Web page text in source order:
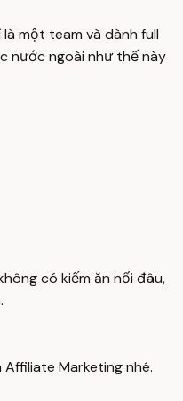
một team và dành full
nước ngoài như thế này
có kiếm ăn nổi đâu,
Marketing nhé.